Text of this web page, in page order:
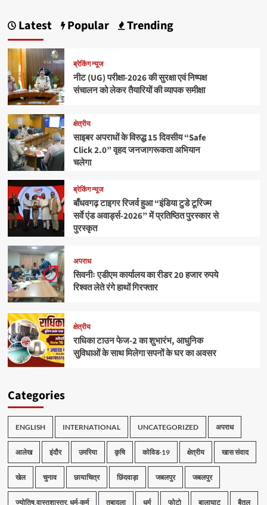
Latest Popular Trending
ब्रेकिंग न्यूज
नीट (UG) परीक्षा-2026 की सुरक्षा एवं निष्पक्ष
संचालन को लेकर तैयारियों की व्यापक समीक्षा
क्षेत्रीय
साइबर अपराधों के विरुद्ध 15 दिवसीय “Safe
Click 2.0” वृहद जनजागरूकता अभियान
चलेगा
ब्रेकिंग न्यूज
बाँधवगढ़ टाइगर रिजर्व हुआ “इंडिया टुडे टूरिज्म
सर्वे एंड अवार्ड्स-2026” में प्रतिष्ठित पुरस्कार से
पुरस्कृत
अपराध
सिवनीः एडीएम कार्यालय का रीडर 20 हजार रुपये
रिश्वत लेते रंगे हाथों गिरफ्तार
क्षेत्रीय
राधिका टाउन फेज-2 का शुभारंभ, आधुनिक
सुविधाओं के साथ मिलेगा सपनों के घर का अवसर
Categories
ENGLISH INTERNATIONAL UNCATEGORIZED अपराध
आलेख इंदौर उमरिया कृषि कोविड-19 क्षेत्रीय खास संवाद
खेल चुनाव छायाचित्र छिंदवाड़ा जबलपुर जबलपुर
ज्योतिष,वास्तुशास्त्र, धर्म-कर्म तबादला धर्म फोटो बालाघाट बैतूल